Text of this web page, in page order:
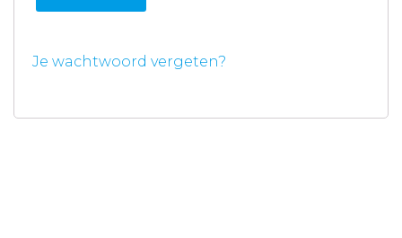
Je wachtwoord vergeten?